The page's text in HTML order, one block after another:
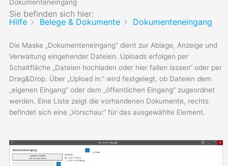
Dokumenteneingang
Sie befinden sich hier:
Hilfe
Belege & Dokumente Dokumenteneingang
Die Maske „Dokumenteneingang“ dient zur Ablage, Anzeige und
Verwaltung eingehender Dateien. Uploads erfolgen per
Schaltfläche „Dateien hochladen oder hier fallen lassen“ oder per
Drag&Drop. Über „Upload in:“ wird festgelegt, ob Dateien dem
„eigenen Eingang“ oder dem „öffentlichen Eingang“ zugeordnet
werden. Eine Liste zeigt die vorhandenen Dokumente, rechts
befindet sich eine „Vorschau:“ für das ausgewählte Element.